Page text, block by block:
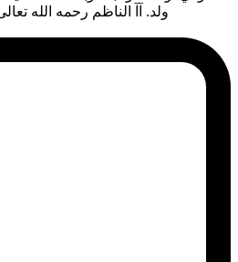
ولد. آآ الناظم رحمه الله